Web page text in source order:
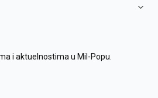
i aktuelnostima u Mil-Popu.